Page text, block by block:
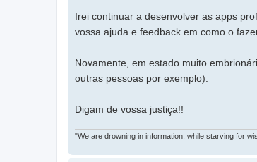
Irei continuar a desenvolver as apps
vossa ajuda e feedback em como o
Novamente, em estado muito
outras pessoas por exemplo).
Digam de vossa justiça!!
"We are drowning in information, while starving for